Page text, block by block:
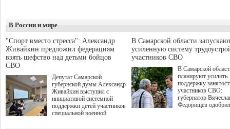
В России и мире
"Спорт вместо стресса": Александр
Живайкин предложил федерациям
взять шефство над детьми бойцов
СВО
Депутат Самарской
губернской думы Александр
Живайкин выступил с
инициативой системной
поддержки детей участников
специальной военной
В Самарской области
усиленную систему
участников СВО
В Самарской
планируют усилить
поддержку
участников СВО:
губернатор
Федорищев